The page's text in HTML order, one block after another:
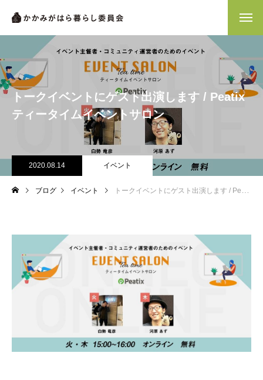
トークイベントにゲスト出演します / Peatix
ティータイムイベントサロン
2020.08.14 イベント
ブログ イベント トークイベントにゲスト出演します / Peatixティータイムイベントサロン